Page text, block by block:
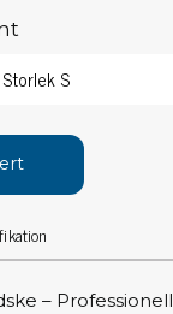
–